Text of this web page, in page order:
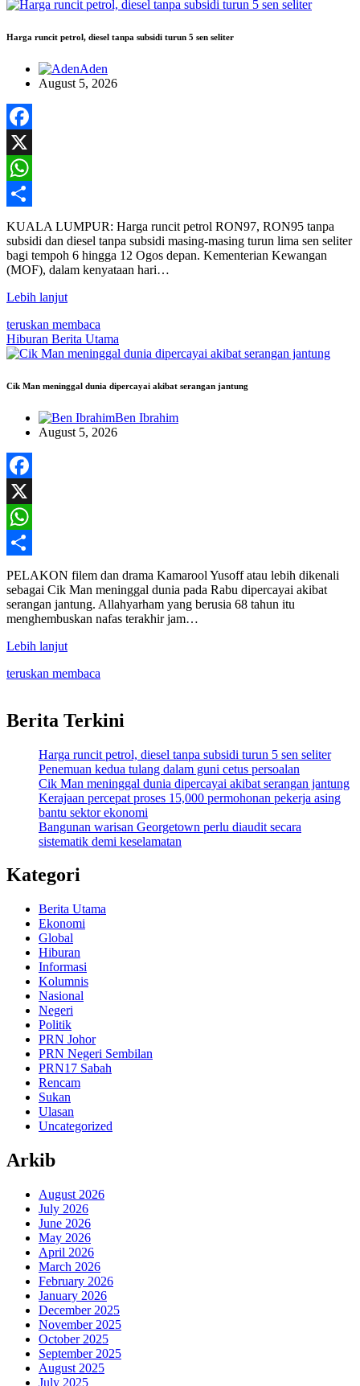
Harga runcit petrol, diesel tanpa subsidi turun 5 sen seliter
Aden
August 5, 2026
Facebook
X
WhatsApp
Share
KUALA LUMPUR: Harga runcit petrol RON97, RON95 tanpa
subsidi dan diesel tanpa subsidi masing-masing turun lima sen seliter
bagi tempoh 6 hingga 12 Ogos depan. Kementerian Kewangan
(MOF), dalam kenyataan hari…
Lebih lanjut
teruskan membaca
Hiburan Berita Utama
Cik Man meninggal dunia dipercayai akibat serangan jantung
Ben Ibrahim
August 5, 2026
Facebook
X
WhatsApp
Share
PELAKON filem dan drama Kamarool Yusoff atau lebih dikenali
sebagai Cik Man meninggal dunia pada Rabu dipercayai akibat
serangan jantung. Allahyarham yang berusia 68 tahun itu
menghembuskan nafas terakhir jam…
Lebih lanjut
teruskan membaca
Berita Terkini
Harga runcit petrol, diesel tanpa subsidi turun 5 sen seliter
Penemuan kedua tulang dalam guni cetus persoalan
Cik Man meninggal dunia dipercayai akibat serangan jantung
Kerajaan percepat proses 15,000 permohonan pekerja asing
bantu sektor ekonomi
Bangunan warisan Georgetown perlu diaudit secara
sistematik demi keselamatan
Kategori
Berita Utama
Ekonomi
Global
Hiburan
Informasi
Kolumnis
Nasional
Negeri
Politik
PRN Johor
PRN Negeri Sembilan
PRN17 Sabah
Rencam
Sukan
Ulasan
Uncategorized
Arkib
August 2026
July 2026
June 2026
May 2026
April 2026
March 2026
February 2026
January 2026
December 2025
November 2025
October 2025
September 2025
August 2025
July 2025